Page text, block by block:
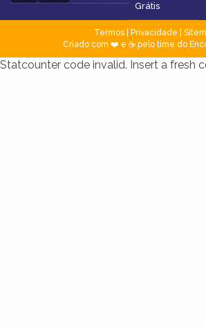
Grátis
Termos| Privacidade
Criado com ❤️ e ☕ pelo time do
Statcounter code invalid. Insert a fresh